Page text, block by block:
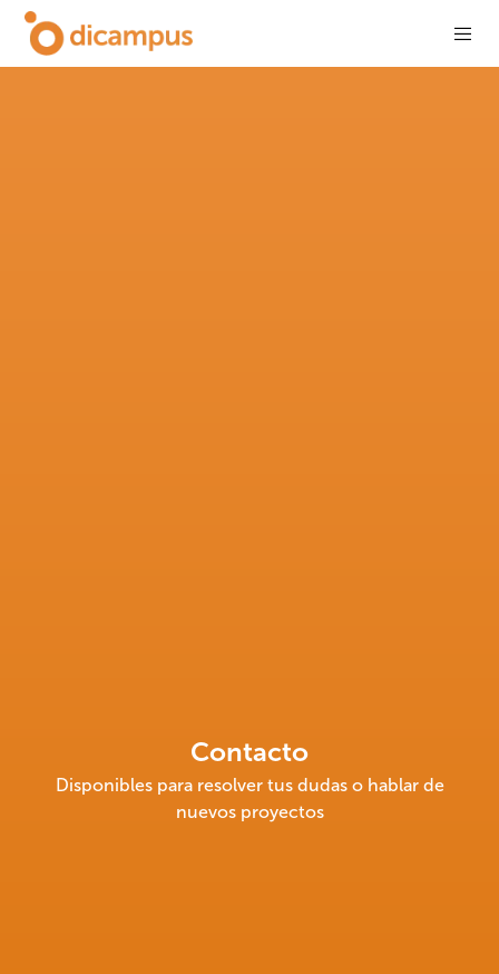
Contacto
Disponibles para resolver tus dudas o hablar de
nuevos proyectos